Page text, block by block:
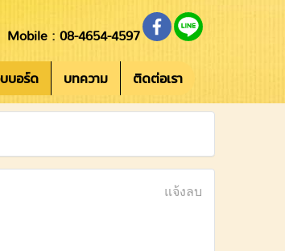
Mobile : 08-4654-4597
บบอร์ด บทความ ติดต่อเรา
แจ้งลบ